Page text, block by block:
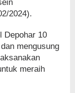
2024).
Depohar 10
mengusung
meraih